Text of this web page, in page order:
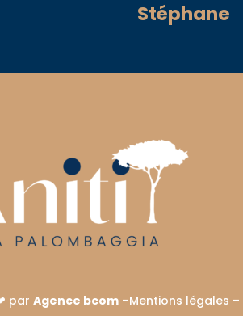
Stéphane
par Agence bcom –Mentions légales –